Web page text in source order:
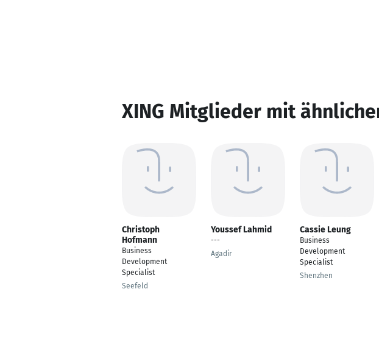
XING Mitglieder mit
Christoph
Hofmann
Business
Development
Specialist
Seefeld
Youssef Lahmid
---
Agadir
Cassie Leung
Business
Development
Specialist
Shenzhen